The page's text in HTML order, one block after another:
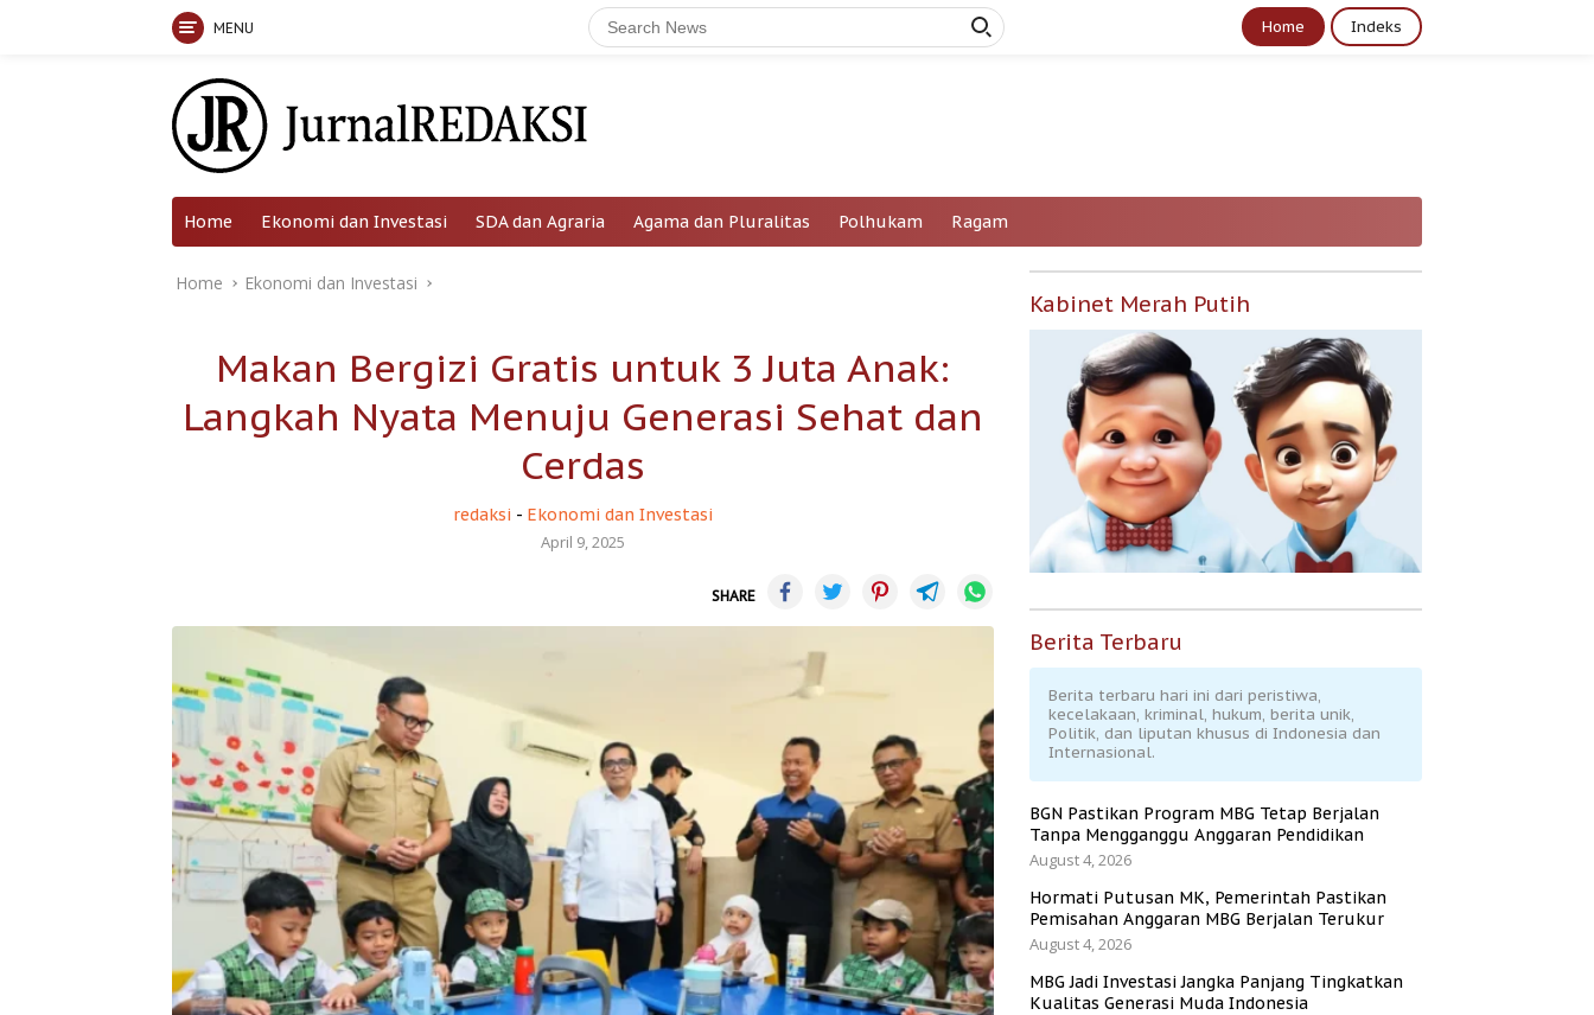
MENU Home Indeks
Home Ekonomi dan Investasi SDA dan Agraria Agama dan Pluralitas Polhukam Ragam
Home Ekonomi dan Investasi
Makan Bergizi Gratis untuk 3 Juta Anak:
Langkah Nyata Menuju Generasi Sehat dan
Cerdas
redaksi - Ekonomi dan Investasi
April 9, 2025
SHARE
Kabinet Merah Putih
Berita Terbaru
Berita terbaru hari ini dari peristiwa,
kecelakaan, kriminal, hukum, berita unik,
Politik, dan liputan khusus di Indonesia dan
Internasional.
BGN Pastikan Program MBG Tetap Berjalan
Tanpa Mengganggu Anggaran Pendidikan
August 4, 2026
Hormati Putusan MK, Pemerintah Pastikan
Pemisahan Anggaran MBG Berjalan Terukur
August 4, 2026
MBG Jadi Investasi Jangka Panjang Tingkatkan
Kualitas Generasi Muda Indonesia